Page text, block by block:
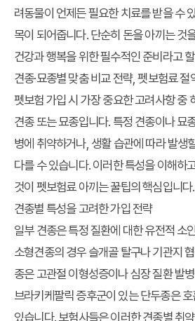
려동물이 언제든 필요한 치료를 받을 수
목이 되어줍니다. 단순히 돈을 아끼는 것
건강과 행복을 위한 필수적인 준비라고
견종·묘종별 맞춤 비교 전략, 펫보험료 절
펫보험 가입 시 가장 중요한 고려사항 중
견종 또는 묘종입니다. 특정 견종이나 묘
병에 취약하거나, 생활 습관에 따라 발생
다를 수 있습니다. 이러한 특성을 이해하
것이 펫보험료 아끼는 꿀팁의 핵심입니다.
견종별 특성을 고려한 가입 전략
일부 견종은 특정 질환에 대한 유전적 소
소형견종의 경우 슬개골 탈구나 기관지
종은 고관절 이형성증이나 심장 질환 발
브라키케팔릭 증후군이 있는 단두종은
있습니다. 보험사들은 이러한 견종별 취